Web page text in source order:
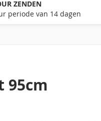
ZENDEN
periode van 14 dagen
95cm